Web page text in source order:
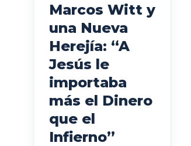
Marcos Witt y
una Nueva
Herejía: “A
Jesús le
importaba
más el Dinero
que el
Infierno”